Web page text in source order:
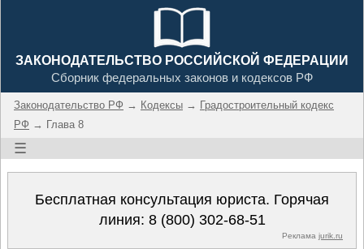
ЗАКОНОДАТЕЛЬСТВО РОССИЙСКОЙ ФЕДЕРАЦИИ
Сборник федеральных законов и кодексов РФ
Законодательство РФ → Кодексы → Градостроительный кодекс
РФ → Глава 8
☰
Бесплатная консультация юриста. Горячая
линия: 8 (800) 302-68-51
Реклама jurik.ru